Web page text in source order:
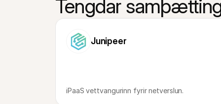
Tengdar
Junipeer
iPaaS vettvangurinn fyrir netverslun.